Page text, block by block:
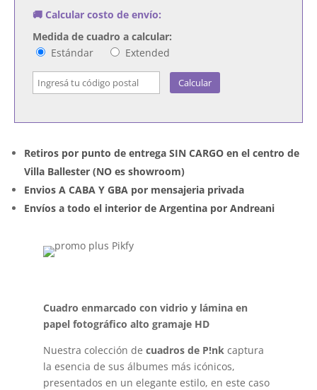
🚚 Calcular costo de envío:
Medida de cuadro a calcular:
Estándar
Extended
Calcular
Retiros por punto de entrega SIN CARGO en el centro de
Villa Ballester (NO es showroom)
Envios A CABA Y GBA por mensajeria privada
Envíos a todo el interior de Argentina por Andreani
Cuadro enmarcado con vidrio y lámina en
papel fotográfico alto gramaje HD
Nuestra colección de cuadros de P!nk captura
la esencia de sus álbumes más icónicos,
presentados en un elegante estilo, en este caso